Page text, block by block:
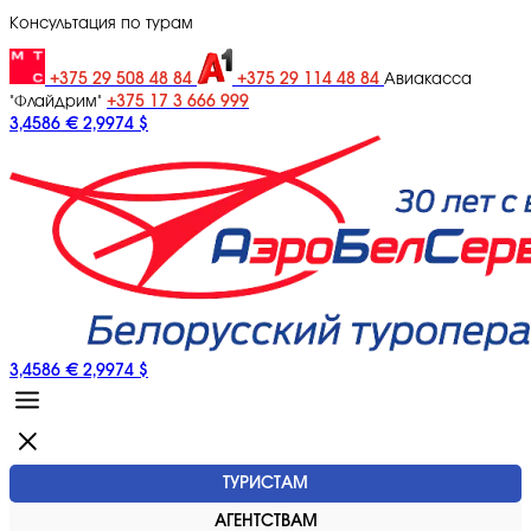
Консультация по турам
+375 29 508 48 84 +375 29 114 48 84 Авиакасса
"Флайдрим" +375 17 3 666 999
3,4586 € 2,9974 $
3,4586 € 2,9974 $
ТУРИСТАМ
АГЕНТСТВАМ